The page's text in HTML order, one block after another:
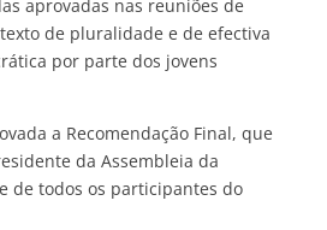
aprovadas nas reuniões de
de pluralidade e de efectiva
por parte dos jovens
a Recomendação Final, que
da Assembleia da
de todos os participantes do